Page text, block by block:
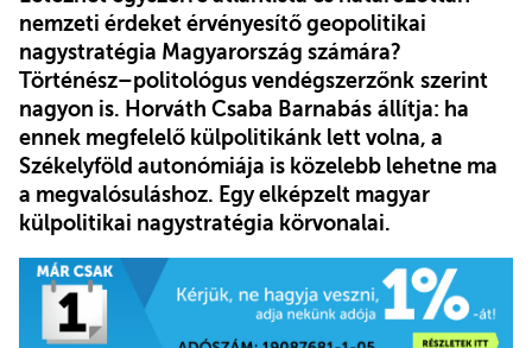
nemzeti érdeket érvényesítő geopolitikai
nagystratégia Magyarország számára?
Történész–politológus vendégszerzőnk szerint
nagyon is. Horváth Csaba Barnabás állítja: ha
ennek megfelelő külpolitikánk lett volna, a
Székelyföld autonómiája is közelebb lehetne ma
a megvalósuláshoz. Egy elképzelt magyar
külpolitikai nagystratégia körvonalai.